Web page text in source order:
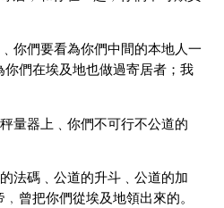
你們要看為你們中間的本地人一
們在埃及地也做過寄居者；我
量器上﹑你們不可行不公道的
法碼﹑公道的升斗﹑公道的加
曾把你們從埃及地領出來的。